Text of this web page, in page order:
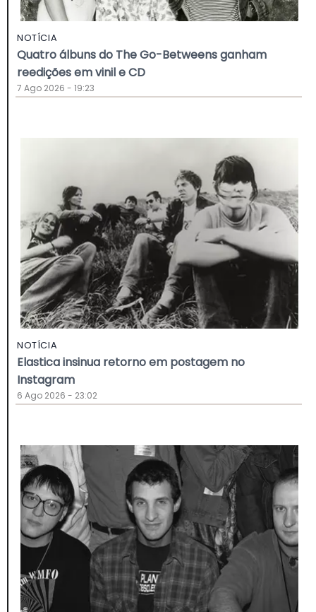
NOTÍCIA
Quatro álbuns do The Go-Betweens ganham
reedições em vinil e CD
7 Ago 2026 - 19:23
NOTÍCIA
Elastica insinua retorno em postagem no
Instagram
6 Ago 2026 - 23:02